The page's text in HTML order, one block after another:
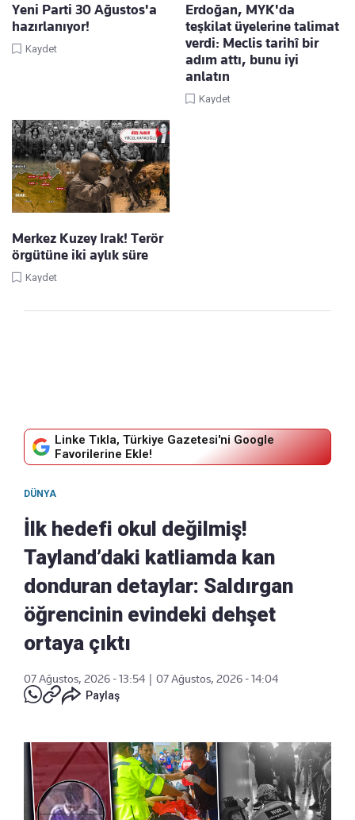
Yeni Parti 30 Ağustos'a
hazırlanıyor!
Kaydet
Erdoğan, MYK'da
teşkilat üyelerine talimat
verdi: Meclis tarihî bir
adım attı, bunu iyi
anlatın
Kaydet
Merkez Kuzey Irak! Terör
örgütüne iki aylık süre
Kaydet
Linke Tıkla, Türkiye Gazetesi'ni Google
Favorilerine Ekle!
DÜNYA
İlk hedefi okul değilmiş!
Tayland’daki katliamda kan
donduran detaylar: Saldırgan
öğrencinin evindeki dehşet
ortaya çıktı
07 Ağustos, 2026 - 13:54
07 Ağustos, 2026 - 14:04
Paylaş